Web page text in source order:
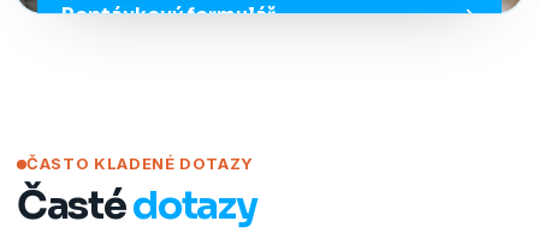
Poptávkový formulář
ČASTO KLADENÉ DOTAZY
Častédotazy